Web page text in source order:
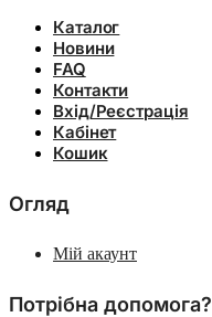
Каталог
Новини
FAQ
Контакти
Вхід/Реєстрація
Кабінет
Кошик
Огляд
Мій акаунт
Потрібна допомога?